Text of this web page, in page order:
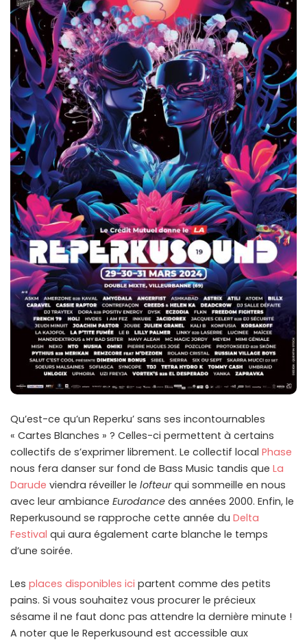
Qu’est-ce qu’un Reperku’ sans ses incontournables
« Cartes Blanches » ? Celles-ci permettent à certains
collectifs de s’exprimer librement. Le collectif local Phase
nous fera danser sur fond de Bass Music tandis que La
Darude viendra réveiller le lofteurqui sommeille en nous
avec leur ambiance Eurodance des années 2000. Enfin, le
Reperkusound se rapproche cette année du Delta
Festival qui aura également carte blanche le temps
d’une soirée.
Les places disponibles ici partent comme des petits
pains. Si vous souhaitez vous procurer le précieux
sésame il ne faut donc pas attendre la dernière minute !
A noter que le Reperkusound est accessible aux